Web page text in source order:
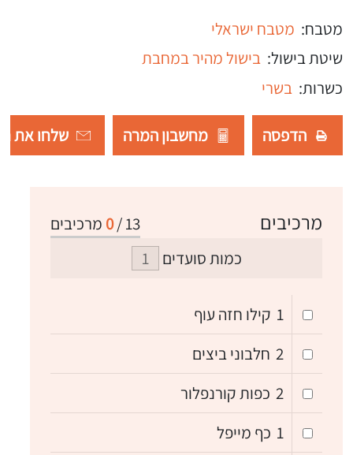
מטבח: מטבח ישראלי
שיטת בישול: בישול מהיר במחבת
כשרות: בשרי
הדפסה מחשבון המרה שלחו את
13
/
0 מרכיבים מרכיבים
כמות סועדים
1 קילו חזה עוף
2 חלבוני ביצים
2 כפות קורנפלור
1 כף מייפל